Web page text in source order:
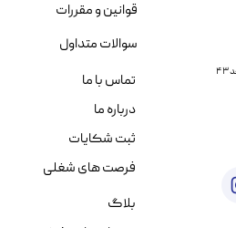
قوانین و مقررات
سوالات متداول
تماس با ما
درباره ما
ثبت شکایات
فرصت های شغلی
بلاگ